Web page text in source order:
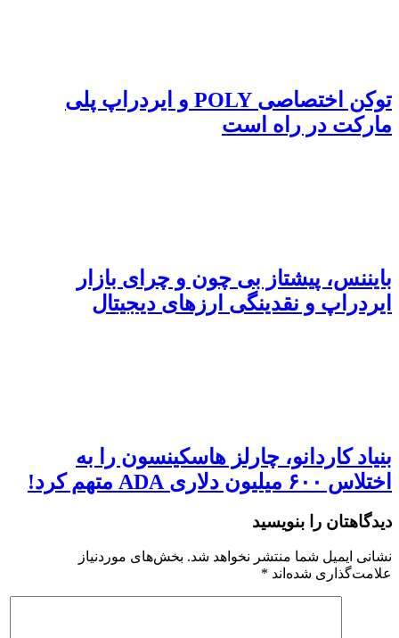
توکن اختصاصی POLY و ایردراپ پلی
مارکت در راه است
بایننس، پیشتاز بی‌ چون و چرای بازار
ایردراپ و نقدینگی ارزهای دیجیتال
بنیاد کاردانو، چارلز هاسکینسون را به
اختلاس ۶۰۰ میلیون دلاری ADA متهم کرد!
دیدگاهتان را بنویسید
نشانی ایمیل شما منتشر نخواهد شد. بخش‌های موردنیاز
علامت‌گذاری شده‌اند *